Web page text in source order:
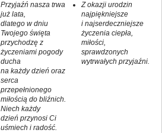
Przyjaźń nasza trwa
już lata,
dlatego w dniu
Twojego święta
przychodzę z
życzeniami pogody
ducha
na każdy dzień oraz
serca
przepełnionego
miłością do bliźnich.
Niech każdy
dzień przynosi Ci
uśmiech i radość.
Z okazji urodzin
najpiękniejsze
i najserdeczniejsze
życzenia ciepła,
miłości,
sprawdzonych
wytrwałych przyjaźni.